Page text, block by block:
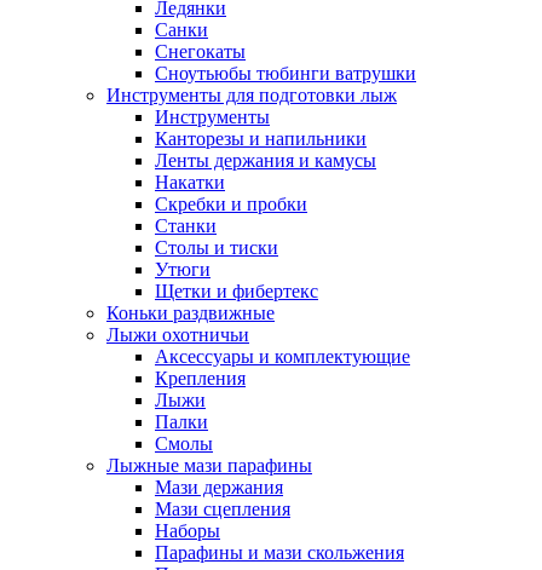
Ледянки
Санки
Снегокаты
Сноутьюбы тюбинги ватрушки
Инструменты для подготовки лыж
Инструменты
Канторезы и напильники
Ленты держания и камусы
Накатки
Скребки и пробки
Станки
Столы и тиски
Утюги
Щетки и фибертекс
Коньки раздвижные
Лыжи охотничьи
Аксессуары и комплектующие
Крепления
Лыжи
Палки
Смолы
Лыжные мази парафины
Мази держания
Мази сцепления
Наборы
Парафины и мази скольжения